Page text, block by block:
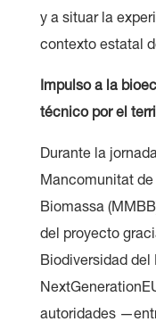
y a situar la
contexto estatal
Impulso a la
técnico por el
Durante la
Mancomunitat
Biomassa
del proyecto
Biodiversidad del
autoridades